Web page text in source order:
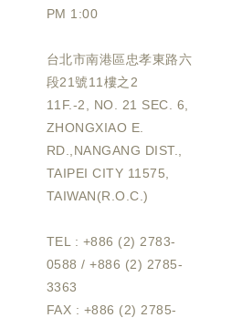
PM 1:00
台北市南港區忠孝東路六
段21號11樓之2
11F.-2, NO. 21 SEC. 6,
ZHONGXIAO E.
RD.,NANGANG DIST.,
TAIPEI CITY 11575,
TAIWAN(R.O.C.)
TEL : +886 (2) 2783-
0588 / +886 (2) 2785-
3363
FAX : +886 (2) 2785-